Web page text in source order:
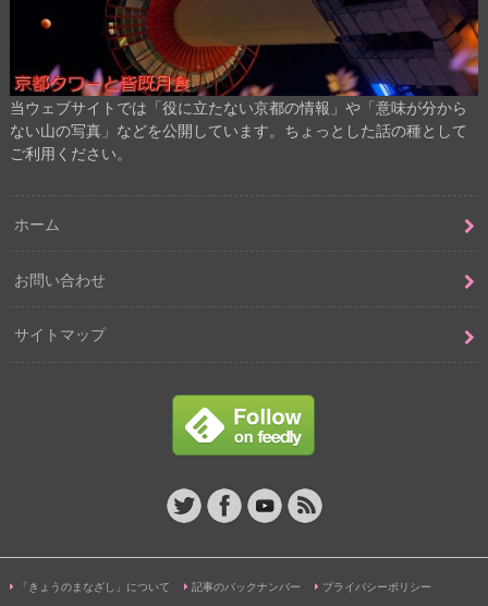
当ウェブサイトでは「役に立たない京都の情報」や「意味が分から
ない山の写真」などを公開しています。ちょっとした話の種として
ご利用ください。
ホーム
お問い合わせ
サイトマップ
「きょうのまなざし」について 記事のバックナンバー プライバシーポリシー